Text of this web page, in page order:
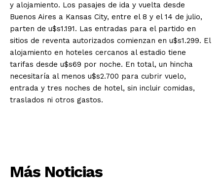
y alojamiento. Los pasajes de ida y vuelta desde
Buenos Aires a Kansas City, entre el 8 y el 14 de julio,
parten de u$s1.191. Las entradas para el partido en
sitios de reventa autorizados comienzan en u$s1.299. El
alojamiento en hoteles cercanos al estadio tiene
tarifas desde u$s69 por noche. En total, un hincha
necesitaría al menos u$s2.700 para cubrir vuelo,
entrada y tres noches de hotel, sin incluir comidas,
traslados ni otros gastos.
Más Noticias